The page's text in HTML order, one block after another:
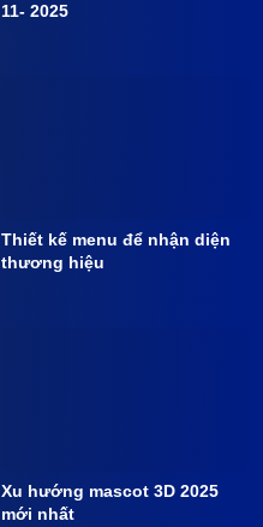
11- 2025
Thiết kế menu để nhận diện
thương hiệu
Xu hướng mascot 3D 2025
mới nhất